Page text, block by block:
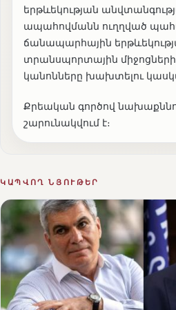
երթևեկության
ապահովմանն ուղղված
ճանապարհային
տրանսպորտային
կանոնները խախտելու
Քրեական գործով
շարունակվում է։
ԿԱՊՎՈՂ ՆՅՈՒԹԵՐ